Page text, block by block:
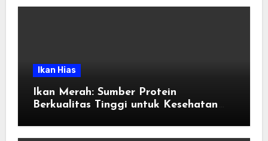
Ikan Hias
Ikan Merah: Sumber Protein
Berkualitas Tinggi untuk Kesehatan